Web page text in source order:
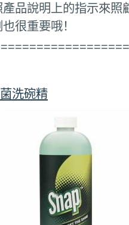
品說明上的指示來照
很重要哦！
洗碗精